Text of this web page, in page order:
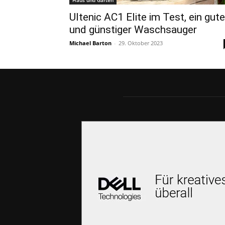
Ultenic AC1 Elite im Test, ein
und günstiger Waschsauger
Michael Barton - 29. Oktober 2023